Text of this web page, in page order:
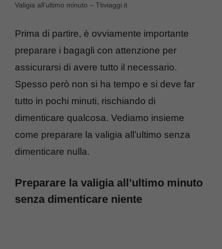
Valigia all’ultimo minuto – Ttiviaggi.it
Prima di partire, è ovviamente importante
preparare i bagagli con attenzione per
assicurarsi di avere tutto il necessario.
Spesso però non si ha tempo e si deve far
tutto in pochi minuti, rischiando di
dimenticare qualcosa. Vediamo insieme
come preparare la valigia all’ultimo senza
dimenticare nulla.
Preparare la valigia all’ultimo minuto
senza dimenticare niente